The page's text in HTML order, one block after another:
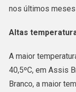
nos últimos meses
Altas
A maior
40,5ºC, em Assis
Branco, a maior